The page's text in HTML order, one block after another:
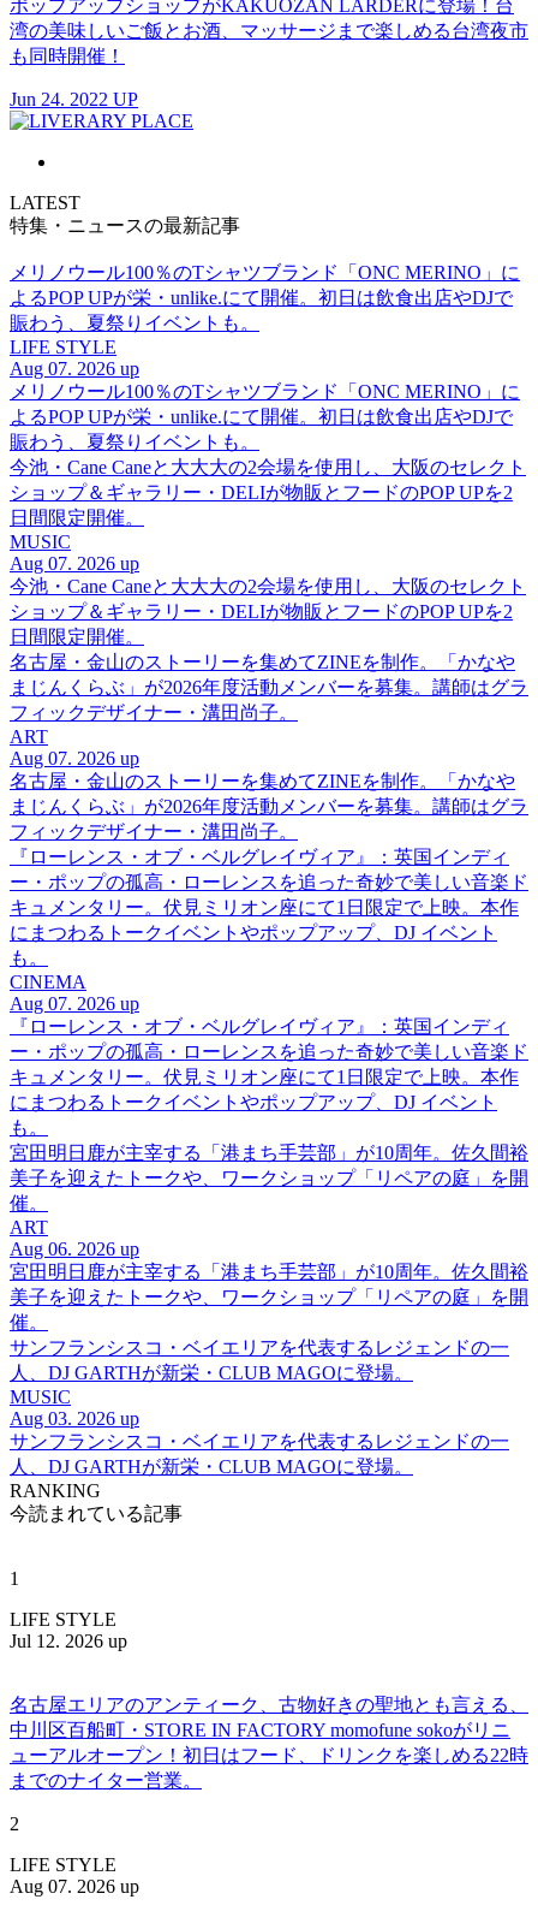
ポップアップショップがKAKUOZAN LARDERに登場！台
湾の美味しいご飯とお酒、マッサージまで楽しめる台湾夜市
も同時開催！
Jun 24. 2022 UP
LATEST
特集・ニュースの最新記事
メリノウール100％のTシャツブランド「ONC MERINO」に
よるPOP UPが栄・unlike.にて開催。初日は飲食出店やDJで
賑わう、夏祭りイベントも。
LIFE STYLE
Aug 07. 2026 up
メリノウール100％のTシャツブランド「ONC MERINO」に
よるPOP UPが栄・unlike.にて開催。初日は飲食出店やDJで
賑わう、夏祭りイベントも。
今池・Cane Caneと大大大の2会場を使用し、大阪のセレクト
ショップ＆ギャラリー・DELIが物販とフードのPOP UPを2
日間限定開催。
MUSIC
Aug 07. 2026 up
今池・Cane Caneと大大大の2会場を使用し、大阪のセレクト
ショップ＆ギャラリー・DELIが物販とフードのPOP UPを2
日間限定開催。
名古屋・金山のストーリーを集めてZINEを制作。「かなや
まじんくらぶ」が2026年度活動メンバーを募集。講師はグラ
フィックデザイナー・溝田尚子。
ART
Aug 07. 2026 up
名古屋・金山のストーリーを集めてZINEを制作。「かなや
まじんくらぶ」が2026年度活動メンバーを募集。講師はグラ
フィックデザイナー・溝田尚子。
『ローレンス・オブ・ベルグレイヴィア』：英国インディ
ー・ポップの孤高・ローレンスを追った奇妙で美しい音楽ド
キュメンタリー。伏見ミリオン座にて1日限定で上映。本作
にまつわるトークイベントやポップアップ、DJ イベント
も。
CINEMA
Aug 07. 2026 up
『ローレンス・オブ・ベルグレイヴィア』：英国インディ
ー・ポップの孤高・ローレンスを追った奇妙で美しい音楽ド
キュメンタリー。伏見ミリオン座にて1日限定で上映。本作
にまつわるトークイベントやポップアップ、DJ イベント
も。
宮田明日鹿が主宰する「港まち手芸部」が10周年。佐久間裕
美子を迎えたトークや、ワークショップ「リペアの庭」を開
催。
ART
Aug 06. 2026 up
宮田明日鹿が主宰する「港まち手芸部」が10周年。佐久間裕
美子を迎えたトークや、ワークショップ「リペアの庭」を開
催。
サンフランシスコ・ベイエリアを代表するレジェンドの一
人、DJ GARTHが新栄・CLUB MAGOに登場。
MUSIC
Aug 03. 2026 up
サンフランシスコ・ベイエリアを代表するレジェンドの一
人、DJ GARTHが新栄・CLUB MAGOに登場。
RANKING
今読まれている記事
1
LIFE STYLE
Jul 12. 2026 up
名古屋エリアのアンティーク、古物好きの聖地とも言える、
中川区百船町・STORE IN FACTORY momofune sokoがリニ
ューアルオープン！初日はフード、ドリンクを楽しめる22時
までのナイター営業。
2
LIFE STYLE
Aug 07. 2026 up